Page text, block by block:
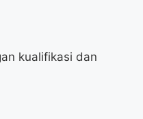
kualifikasi dan